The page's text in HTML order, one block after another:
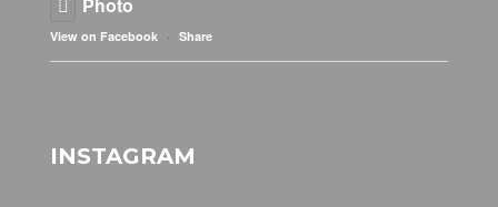
View on Facebook · Share
INSTAGRAM